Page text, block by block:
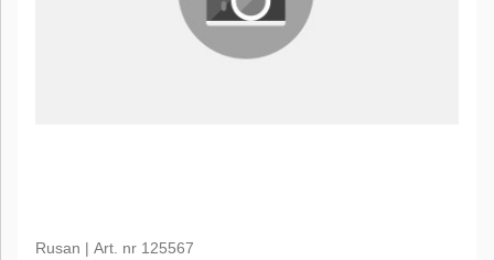
Rusan | Art. nr 125567